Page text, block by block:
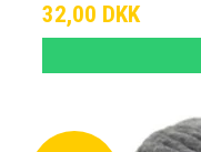
32,00 DKK